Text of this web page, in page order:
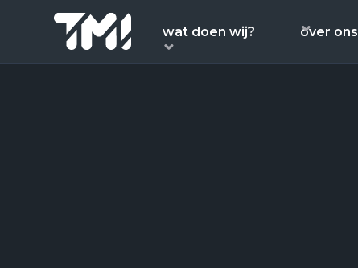
wat doen wij? over ons